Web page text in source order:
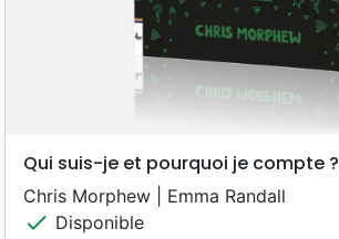
Qui suis-je et pourquoi je compte ?
Chris Morphew | Emma Randall
check Disponible